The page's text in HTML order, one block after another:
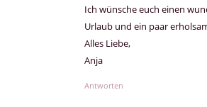
Ich wünsche euch einen
Urlaub und ein paar
Alles Liebe,
Anja
Antworten